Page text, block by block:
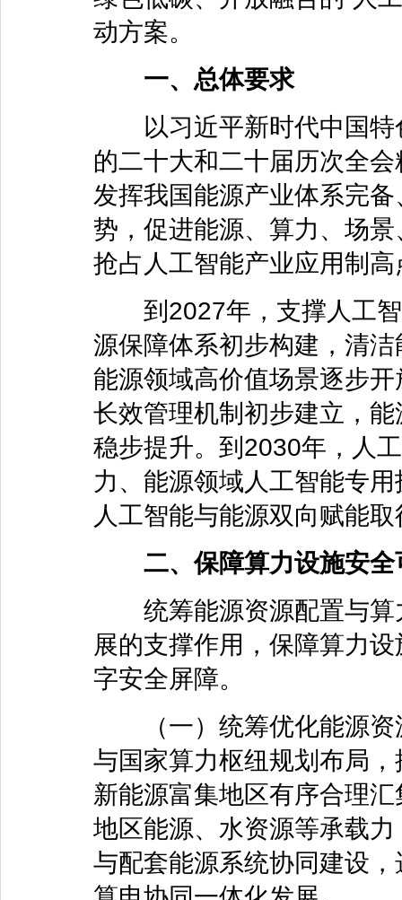
动方案。
一、总体要求
以习近平新时代中国特
的二十大和二十届历次全
发挥我国能源产业体系完
势，促进能源、算力、场
抢占人工智能产业应用制
到2027年，支撑人工智
源保障体系初步构建，清
能源领域高价值场景逐步
长效管理机制初步建立，
稳步提升。到2030年，人
力、能源领域人工智能专
人工智能与能源双向赋能
二、保障算力设施安
统筹能源资源配置与算
展的支撑作用，保障算力
字安全屏障。
（一）统筹优化能源资
与国家算力枢纽规划布局
新能源富集地区有序合理
地区能源、水资源等承载
与配套能源系统协同建设